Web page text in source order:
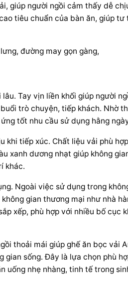
giúp người ngồi cảm thấy dễ
tiêu chuẩn của bàn ăn, giúp tư
Tay vịn liền khối giúp người
trò chuyện, tiếp khách. Nhờ
tốt nhu cầu sử dụng hằng
khi tiếp xúc. Chất liệu vải phù
xanh dương nhạt giúp không
khác.
Ngoài việc sử dụng trong
gian thương mại như nhà
xếp, phù hợp với nhiều bố cục
thoải mái giúp ghế ăn bọc vải
gian sống. Đây là lựa chọn phù
uống nhẹ nhàng, tinh tế trong